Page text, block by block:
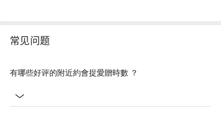
常见问题
有哪些好评的附近約會捉愛贈時數 ？